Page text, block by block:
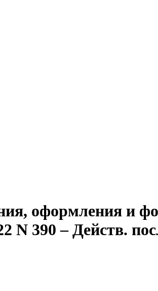
оформления и
390 – Действ.